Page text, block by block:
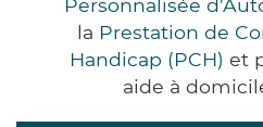
Personnalisée
la Prestation de
Handicap (PCH) et
aide à